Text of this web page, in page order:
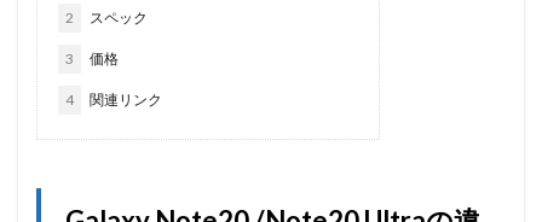
2 スペック
3 価格
4 関連リンク